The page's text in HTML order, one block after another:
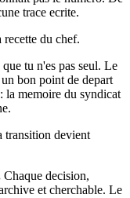
trace ecrite.
recette du chef.
tu n'es pas seul. Le
un bon point de depart
memoire du syndicat
transition devient
Chaque decision,
et cherchable. Le